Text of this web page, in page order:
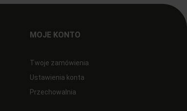
MOJE KONTO
Twoje zamówienia
Ustawienia konta
Przechowalnia